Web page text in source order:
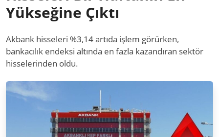
Yükseğine Çıktı
Akbank hisseleri %3,14 artıda işlem görürken,
bankacılık endeksi altında en fazla kazandıran sektör
hisselerinden oldu.